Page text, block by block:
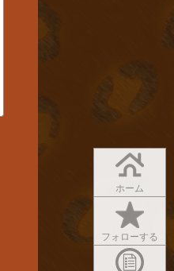
ホーム
フォローする